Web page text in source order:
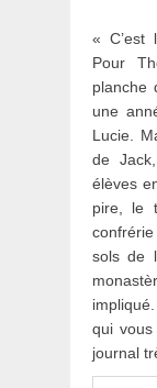
« C’est
Pour
planche
une
Lucie.
de
élèves
pire, le
sols de
qui
journal